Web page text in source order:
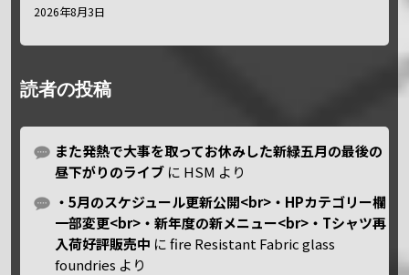
2026年8月3日
読者の投稿
また発熱で大事を取ってお休みした新緑五月の最後の
昼下がりのライブ に HSM より
・5月のスケジュール更新公開<br>・HPカテゴリー欄
一部変更<br>・新年度の新メニュー<br>・Tシャツ再
入荷好評販売中 にfire Resistant Fabric glass
foundries より